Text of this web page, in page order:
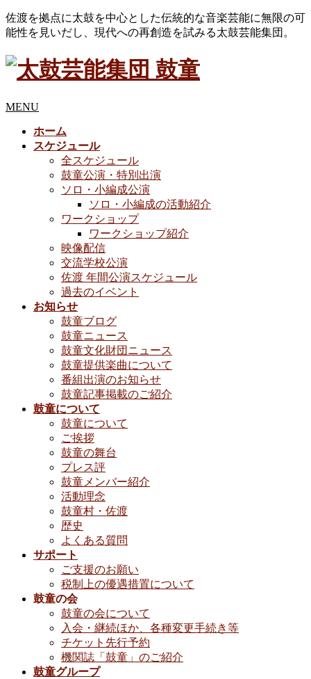
佐渡を拠点に太鼓を中心とした伝統的な音楽芸能に無限の可
能性を見いだし、現代への再創造を試みる太鼓芸能集団。
MENU
ホーム
スケジュール
全スケジュール
鼓童公演・特別出演
ソロ・小編成公演
ソロ・小編成の活動紹介
ワークショップ
ワークショップ紹介
映像配信
交流学校公演
佐渡 年間公演スケジュール
過去のイベント
お知らせ
鼓童ブログ
鼓童ニュース
鼓童文化財団ニュース
鼓童提供楽曲について
番組出演のお知らせ
鼓童記事掲載のご紹介
鼓童について
鼓童について
ご挨拶
鼓童の舞台
プレス評
鼓童メンバー紹介
活動理念
鼓童村・佐渡
歴史
よくある質問
サポート
ご支援のお願い
税制上の優遇措置について
鼓童の会
鼓童の会について
入会・継続ほか、各種変更手続き等
チケット先行予約
機関誌「鼓童」のご紹介
鼓童グループ